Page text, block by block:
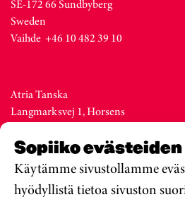
Sopiiko
Käytämme sivustollamme
hyödyllistä tietoa sivuston
SE-172 66 Sundbyberg
Sweden
Vaihde +46 10 482 39 10
Atria Tanska
Langmarksvej 1, Horsens
Denmark
Vaihde +45 76 28 25 00